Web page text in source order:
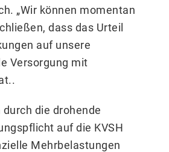
„Wir können momentan
dass das Urteil
auf unsere
Versorgung mit
durch die drohende
auf die KVSH
Mehrbelastungen